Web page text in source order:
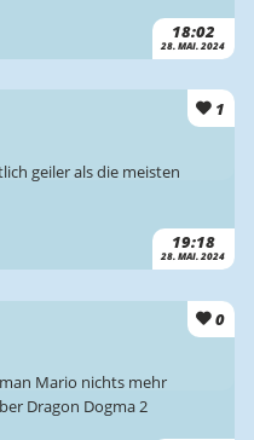
18:02
28. MAI. 2024
1
19:18
28. MAI. 2024
geiler als die meisten
0
Mario nichts mehr
Dragon Dogma 2